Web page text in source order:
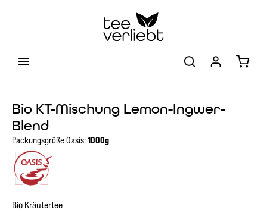
Bio KT-Mischung Lemon-Ingwer-
Blend
Packungsgröße Oasis:1000g
Bio Kräutertee